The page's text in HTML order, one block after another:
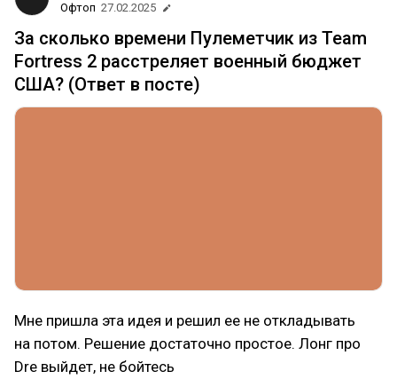
Офтоп 27.02.2025
За сколько времени Пулеметчик из Team
Fortress 2 расстреляет военный бюджет
США? (Ответ в посте)
Мне пришла эта идея и решил ее не откладывать
на потом. Решение достаточно простое. Лонг про
Dre выйдет, не бойтесь